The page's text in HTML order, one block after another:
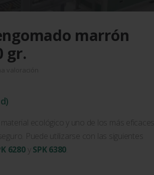
marrón
gr.
ecológico y uno de los más
Puede utilizarse con las siguientes
6280y SPK 6380